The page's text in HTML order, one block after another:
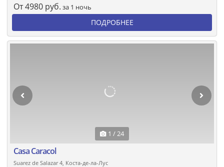
От4980 руб. за 1 ночь
ПОДРОБНЕЕ
1 / 24
Casa Caracol
Suarez de Salazar 4, Коста-де-ла-Лус